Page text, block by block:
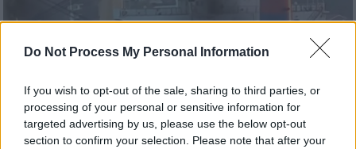
Do Not Process My Personal Information
If you wish to opt-out of the sale, sharing to third parties, or
processing of your personal or sensitive information for
targeted advertising by us, please use the below opt-out
section to confirm your selection. Please note that after your
Λαύριο/Action